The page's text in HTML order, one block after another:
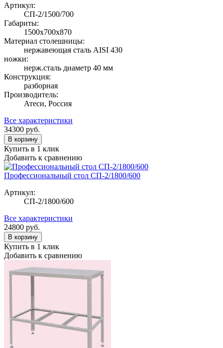
Артикул:
СП-2/1500/700
Габариты:
1500х700х870
Материал столешницы:
нержавеющая сталь AISI 430
ножки:
нерж.сталь диаметр 40 мм
Конструкция:
разборная
Производитель:
Атеси, Россия
Все характеристики
34300 руб.
В корзину
Купить в 1 клик
Добавить к сравнению
Профессиональный стол СП-2/1800/600
Артикул:
СП-2/1800/600
Все характеристики
24800 руб.
В корзину
Купить в 1 клик
Добавить к сравнению